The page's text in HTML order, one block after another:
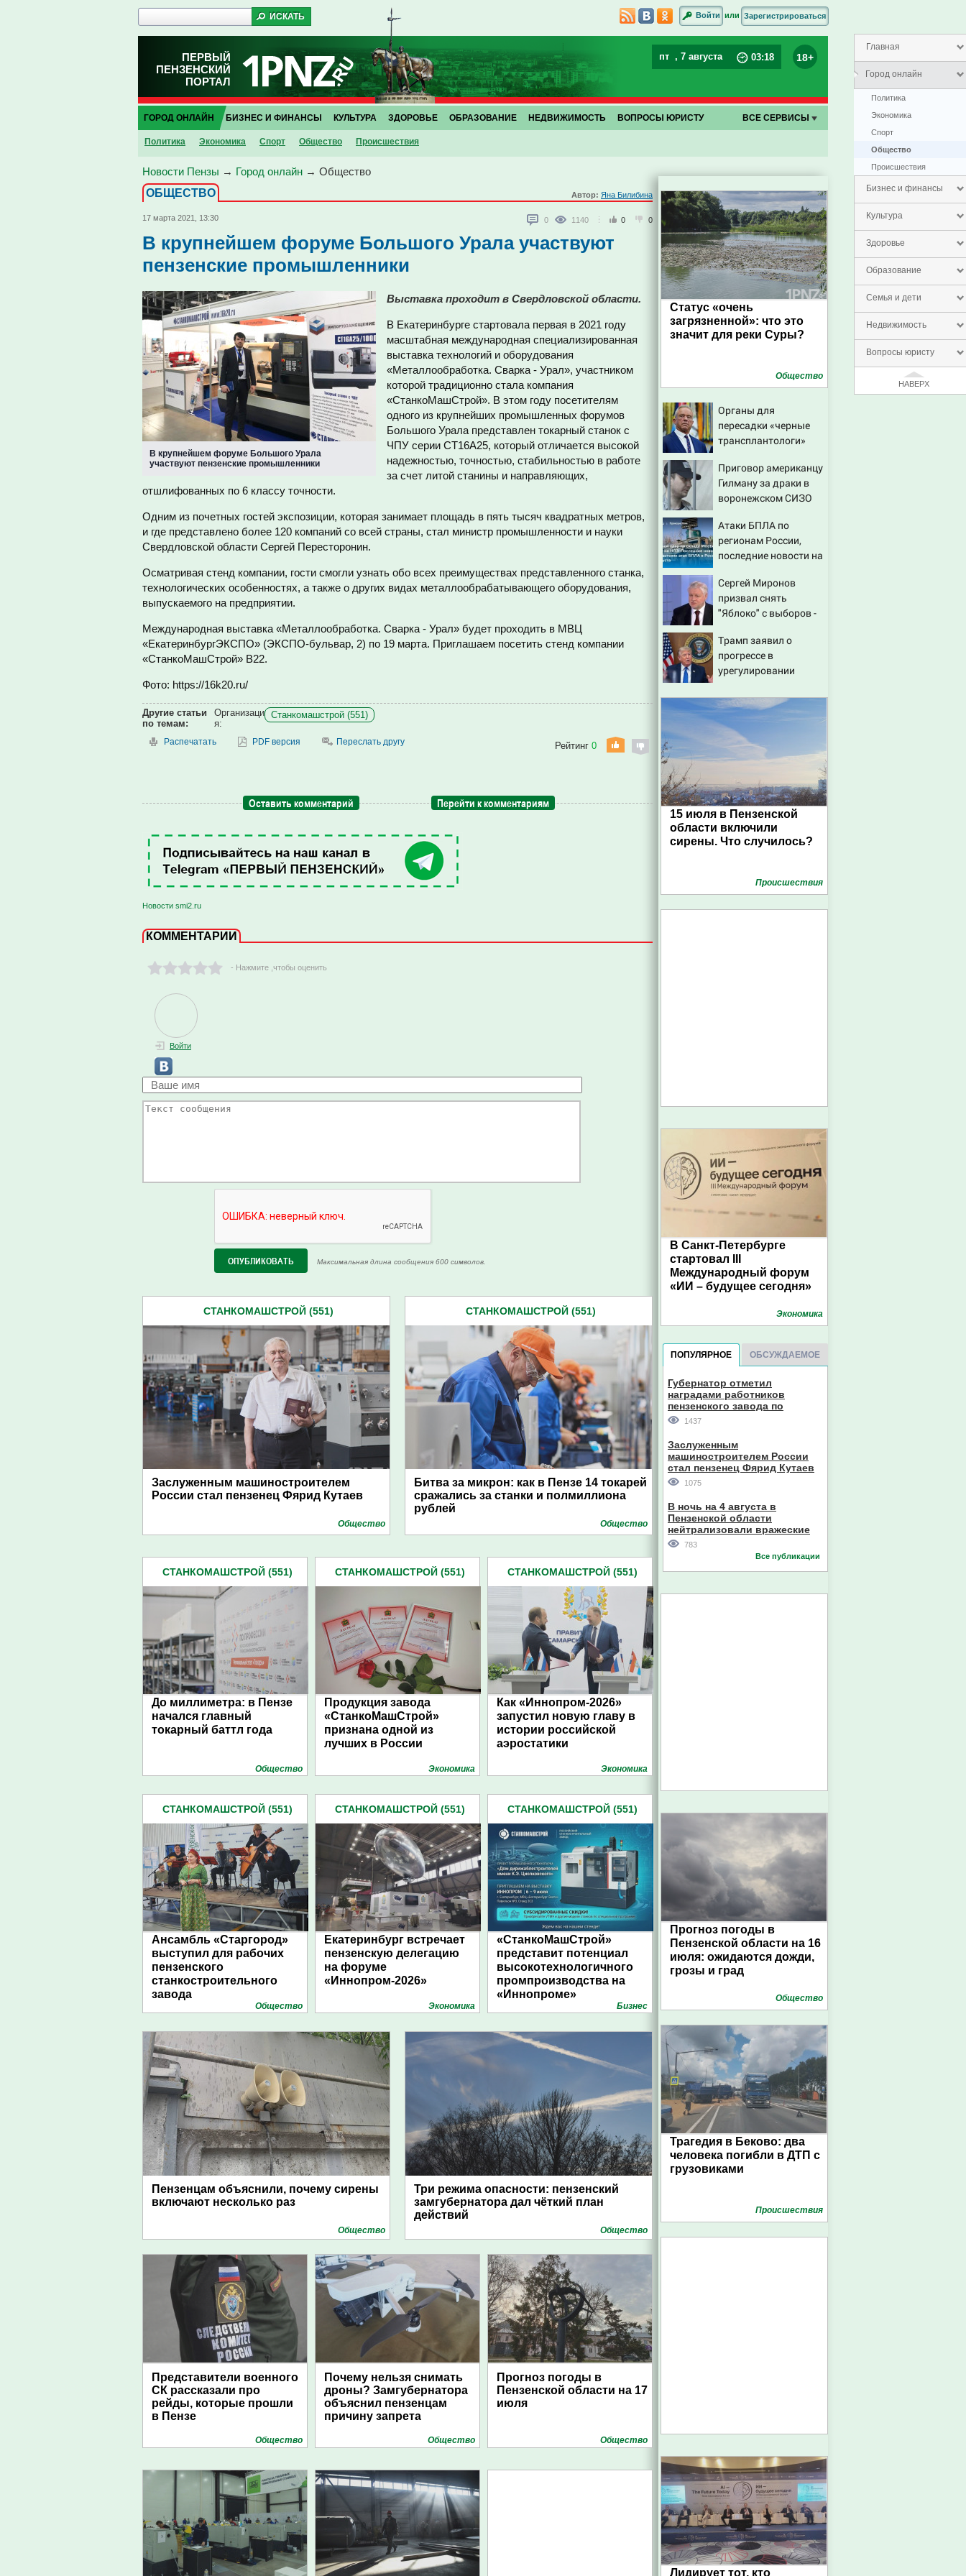
Главная
Город онлайн
Политика
Экономика
Спорт
Общество
Проиcшествия
Бизнес и финансы
Культура
Здоровье
Образование
Семья и дети
Недвижимость
Вопросы юристу
НАВЕРХ
Войти или Зарегистрироваться
ПЕРВЫЙ
ПЕНЗЕНСКИЙ
ПОРТАЛ
пт , 7 августа 03:18 18+
ГОРОД ОНЛАЙН
Политика Экономика Спорт Общество Проиcшествия
БИЗНЕС И ФИНАНСЫ КУЛЬТУРА ЗДОРОВЬЕ ОБРАЗОВАНИЕ НЕДВИЖИМОСТЬ ВОПРОСЫ ЮРИСТУ ВСЕ СЕРВИСЫ
Новости Пензы → Город онлайн → Общество
ОБЩЕСТВО
Автор: Яна Билибина
17 марта 2021, 13:30 0 1140 0 0
В крупнейшем форуме Большого Урала участвуют
пензенские промышленники
В крупнейшем форуме Большого Урала
участвуют пензенские промышленники
Выставка проходит в Свердловской области.
В Екатеринбурге стартовала первая в 2021 году
масштабная международная специализированная
выставка технологий и оборудования
«Металлообработка. Сварка - Урал», участником
которой традиционно стала компания
«СтанкоМашСтрой». В этом году посетителям
одного из крупнейших промышленных форумов
Большого Урала представлен токарный станок с
ЧПУ серии СТ16А25, который отличается высокой
надежностью, точностью, стабильностью в работе
за счет литой станины и направляющих,
отшлифованных по 6 классу точности.
Одним из почетных гостей экспозиции, которая занимает площадь в пять тысяч квадратных метров,
и где представлено более 120 компаний со всей страны, стал министр промышленности и науки
Свердловской области Сергей Пересторонин.
Осматривая стенд компании, гости смогли узнать обо всех преимуществах представленного станка,
технологических особенностях, а также о других видах металлообрабатывающего оборудования,
выпускаемого на предприятии.
Международная выставка «Металлообработка. Сварка - Урал» будет проходить в МВЦ
«ЕкатеринбургЭКСПО» (ЭКСПО-бульвар, 2) по 19 марта. Приглашаем посетить стенд компании
«СтанкоМашСтрой» В22.
Фото: https://16k20.ru/
Другие статьи
по темам:
Организаци
я:
Станкомашстрой (551)
Распечатать PDF версия Переслать другу Рейтинг 0
Оставить комментарий Перейти к комментариям
Новости smi2.ru
КОММЕНТАРИИ
- Нажмите ,чтобы оценить
Войти
Максимальная длина сообщения 600 символов.
СТАНКОМАШСТРОЙ (551)
Заслуженным машиностроителем
России стал пензенец Фярид Кутаев
Общество
СТАНКОМАШСТРОЙ (551)
Битва за микрон: как в Пензе 14 токарей
сражались за станки и полмиллиона
рублей
Общество
СТАНКОМАШСТРОЙ (551)
До миллиметра: в Пензе
начался главный
токарный баттл года
Общество
СТАНКОМАШСТРОЙ (551)
Продукция завода
«СтанкоМашСтрой»
признана одной из
лучших в России
Экономика
СТАНКОМАШСТРОЙ (551)
Как «Иннопром-2026»
запустил новую главу в
истории российской
аэростатики
Экономика
СТАНКОМАШСТРОЙ (551)
Ансамбль «Старгород»
выступил для рабочих
пензенского
станкостроительного
завода
Общество
СТАНКОМАШСТРОЙ (551)
Екатеринбург встречает
пензенскую делегацию
на форуме
«Иннопром-2026»
Экономика
СТАНКОМАШСТРОЙ (551)
«СтанкоМашСтрой»
представит потенциал
высокотехнологичного
промпроизводства на
«Иннопроме»
Бизнес
Пензенцам объяснили, почему сирены
включают несколько раз
Общество
Три режима опасности: пензенский
замгубернатора дал чёткий план
действий
Общество
Представители военного
СК рассказали про
рейды, которые прошли
в Пензе
Общество
Почему нельзя снимать
дроны? Замгубернатора
объяснил пензенцам
причину запрета
Общество
Прогноз погоды в
Пензенской области на 17
июля
Общество
Статус «очень
загрязненной»: что это
значит для реки Суры?
Общество
Органы для
пересадки «черные
трансплантологи»
живых пациентов
Приговор американцу
Гилману за драки в
воронежском СИЗО
ужесточить - Новости
на Вести.ru
Атаки БПЛА по
регионам России,
последние новости на
последствия, атаки на
склады Wildberries,
состояние
Сергей Миронов
призвал снять
"Яблоко" с выборов -
Трамп заявил о
прогрессе в
урегулировании
конфликта
15 июля в Пензенской
области включили
сирены. Что случилось?
Проиcшествия
В Санкт-Петербурге
стартовал III
Международный форум
«ИИ – будущее сегодня»
Экономика
ПОПУЛЯРНОЕ ОБСУЖДАЕМОЕ
Губернатор отметил
наградами работников
пензенского завода по
производству станков
1437
Заслуженным
машиностроителем России
стал пензенец Фярид Кутаев
1075
В ночь на 4 августа в
Пензенской области
нейтрализовали вражеские
дроны
783
Все публикации
Прогноз погоды в
Пензенской области на 16
июля: ожидаются дожди,
грозы и град
Общество
Трагедия в Беково: два
человека погибли в ДТП с
грузовиками
Проиcшествия
Лидирует тот, кто